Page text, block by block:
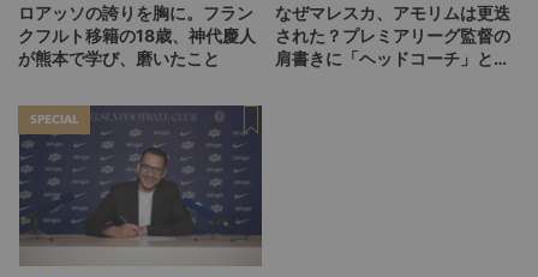
ロアッソの誇りを胸に。フラン
クフルト移籍の18歳、神代慶人
が熊本で学び、磨いたこと
なぜマレスカ、アモリムは更迭
された？プレミアリーグ監督の
肩書きに「ヘッドコーチ」と
SPECIAL